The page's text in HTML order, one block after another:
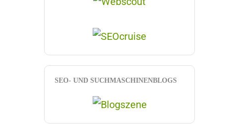
SEO- UND SUCHMASCHINENBLOGS